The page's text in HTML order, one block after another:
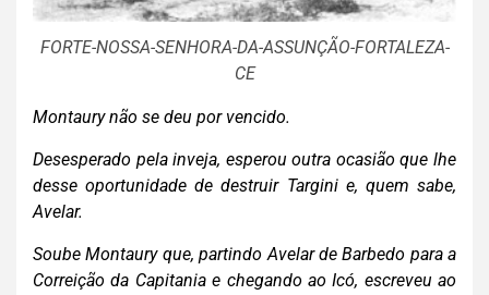
FORTE-NOSSA-SENHORA-DA-ASSUNÇÃO-FORTALEZA-
CE
Montaury não se deu por vencido.
Desesperado pela inveja, esperou outra ocasião que lhe
desse oportunidade de destruir Targini e, quem sabe,
Avelar.
Soube Montaury que, partindo Avelar de Barbedo para a
Correição da Capitania e chegando ao Icó, escreveu ao